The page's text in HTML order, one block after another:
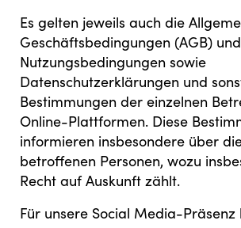
Es gelten jeweils auch die
Geschäftsbedingungen (AGB) und
Nutzungsbedingungen sowie
Datenschutzerklärungen und
Bestimmungen der einzelnen
Online-Plattformen. Diese
informieren insbesondere über
betroffenen Personen, wozu
Recht auf Auskunft zählt.
Für unsere Social Media-Präsenz